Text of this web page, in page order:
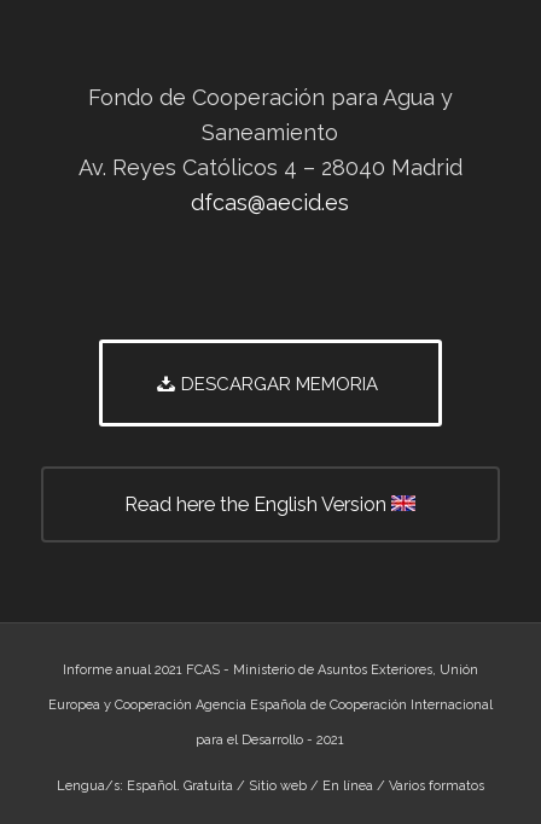
Fondo de Cooperación para Agua y
Saneamiento
Av. Reyes Católicos 4 – 28040 Madrid
dfcas@aecid.es
DESCARGAR MEMORIA
Read here the English Version
Informe anual 2021 FCAS - Ministerio de Asuntos Exteriores, Unión
Europea y Cooperación Agencia Española de Cooperación Internacional
para el Desarrollo - 2021
Lengua/s: Español. Gratuita / Sitio web / En línea / Varios formatos